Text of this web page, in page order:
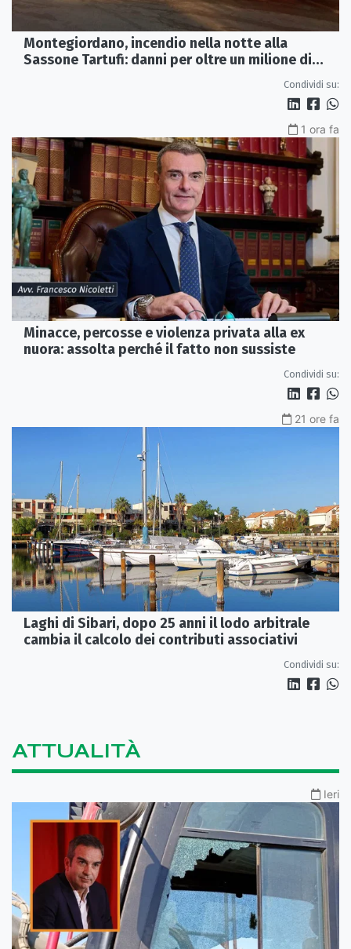
Montegiordano, incendio nella notte alla
Sassone Tartufi: danni per oltre un milione di
Condividi su:
1 ora fa
Minacce, percosse e violenza privata alla ex
nuora: assolta perché il fatto non sussiste
Condividi su:
21 ore fa
Laghi di Sibari, dopo 25 anni il lodo arbitrale
cambia il calcolo dei contributi associativi
Condividi su:
ATTUALITÀ
Ieri